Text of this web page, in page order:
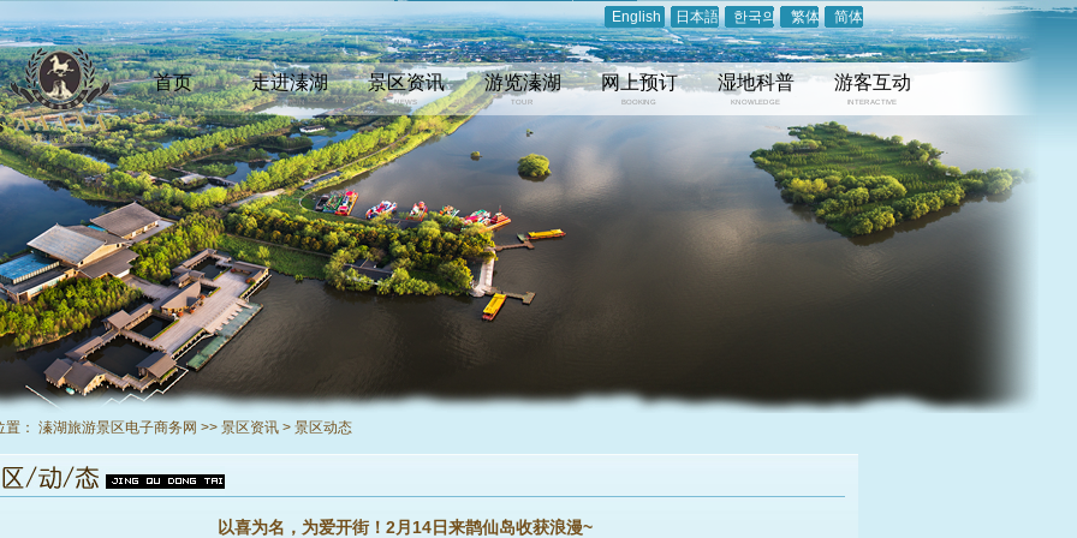
English 日本語 한국의 繁体 简体
首页
INDEX
走进溱湖
COMEIN
景区资讯
NEWS
游览溱湖
TOUR
网上预订
BOOKING
湿地科普
KNOWLEDGE
游客互动
INTERACTIVE
置： 溱湖旅游景区电子商务网 >> 景区资讯 > 景区动态
以喜为名，为爱开街！2月14日来鹊仙岛收获浪漫~